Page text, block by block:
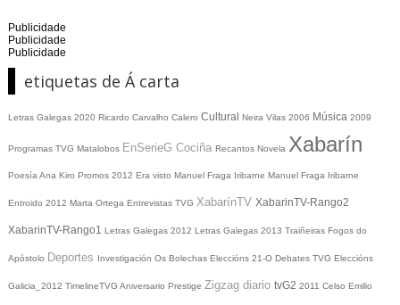
Publicidade
Publicidade
Publicidade
etiquetas de Á carta
Letras Galegas 2020 Ricardo Carvalho Calero Cultural Neira Vilas 2006 Música 2009
Programas TVG Matalobos EnSerieG Cociña Recantos Novela Xabarín
Poesía Ana Kiro Promos 2012 Era visto Manuel Fraga Iribarne Manuel Fraga Iribarne
Entroido 2012 Marta Ortega Entrevistas TVG XabarínTV XabarinTV-Rango2
XabarinTV-Rango1 Letras Galegas 2012 Letras Galegas 2013 Traiñeiras Fogos do
Apóstolo Deportes Investigación Os Bolechas Eleccións 21-O Debates TVG Eleccións
Galicia_2012 TimelineTVG Aniversario Prestige Zigzag diario tvG2 2011 Celso Emilio